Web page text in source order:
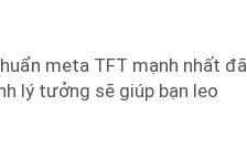
meta TFT mạnh nhất đã
lý tưởng sẽ giúp bạn leo